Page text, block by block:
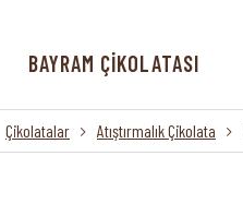
BAYRAM ÇİKOLATASI
Çikolatalar Atıştırmalık Çikolata